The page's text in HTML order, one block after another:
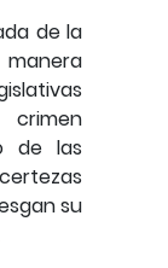
de la
de las
su